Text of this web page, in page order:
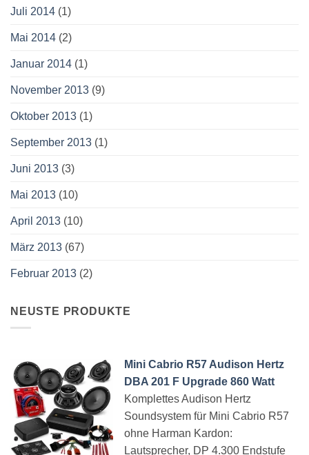
Juli 2014 (1)
Mai 2014 (2)
Januar 2014 (1)
November 2013 (9)
Oktober 2013 (1)
September 2013 (1)
Juni 2013 (3)
Mai 2013 (10)
April 2013 (10)
März 2013 (67)
Februar 2013 (2)
NEUSTE PRODUKTE
Mini Cabrio R57 Audison Hertz
DBA 201 F Upgrade 860 Watt
Komplettes Audison Hertz
Soundsystem für Mini Cabrio R57
ohne Harman Kardon:
Lautsprecher, DP 4.300 Endstufe